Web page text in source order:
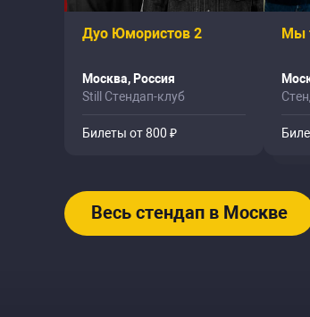
Дуо Юмористов 2
Москва, Россия
Still Стендап-клуб
Билеты от 800 ₽
Мы
Весь стендап в Москве